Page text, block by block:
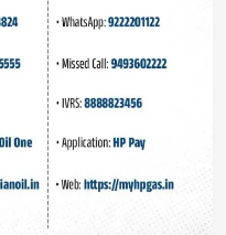
in this browser